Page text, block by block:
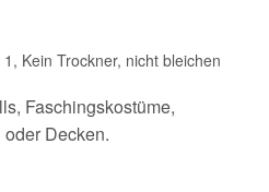
Kein Trockner, nicht bleichen
Faschingskostüme,
Decken.